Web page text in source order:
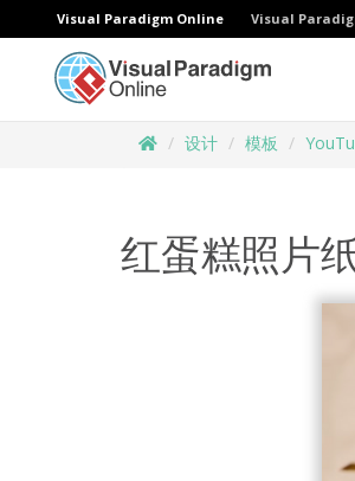
Visual Paradigm Online Visual
设计 模板
红蛋糕照片